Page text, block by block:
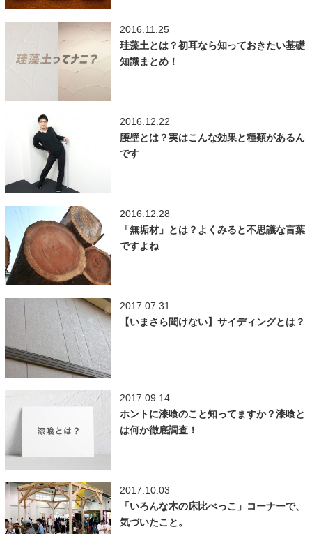
2016.11.25
珪藻土とは？初耳なら知っておきたい基礎
知識まとめ！
2016.12.22
腰壁とは？実はこんな効果と種類があるん
です
2016.12.28
「無垢材」とは？よくみると不思議な言葉
ですよね
2017.07.31
【いまさら聞けない】サイディングとは？
2017.09.14
ホントに漆喰のこと知ってますか？漆喰と
は何か徹底調査！
2017.10.03
「いろんな木の床比べっこ」コーナーで、
気づいたこと。